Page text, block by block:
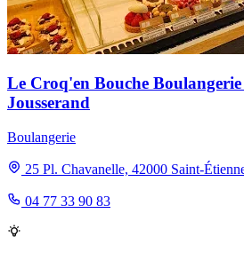
Le Croq'en Bouche Boulangerie
Jousserand
Boulangerie
25 Pl. Chavanelle, 42000 Saint-
04 77 33 90 83